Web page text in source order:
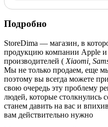
Подробно
StoreDima — магазин, в
продукцию компании Apple
производителей ( Xiaomi,
Мы не только продаем, еще
поэтому вы всегда можете
свою очередь эту проблему
людей, которые
станем давить на вас и
вам действительно нужно